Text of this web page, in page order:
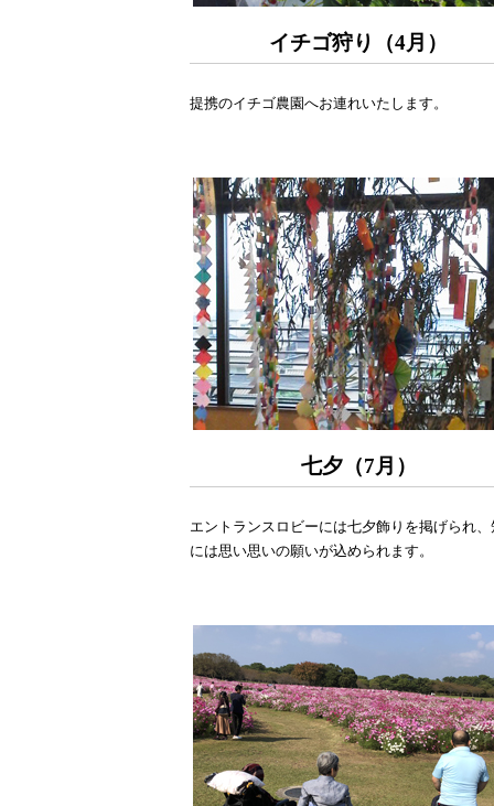
イチゴ狩り（4月）
提携のイチゴ農園へお連れいたします。
七夕（7月）
エントランスロビーには七夕飾りを掲げられ、
には思い思いの願いが込められます。